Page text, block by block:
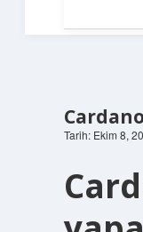
Tarih: Ekim 8,